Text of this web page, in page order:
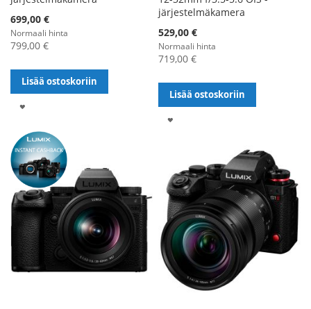
Alennushinta
699,00 €
Normaali hinta
799,00 €
Lisää ostoskoriin
TOIVELISTALLE
järjestelmäkamera
Alennushinta
529,00 €
Normaali hinta
719,00 €
Lisää ostoskoriin